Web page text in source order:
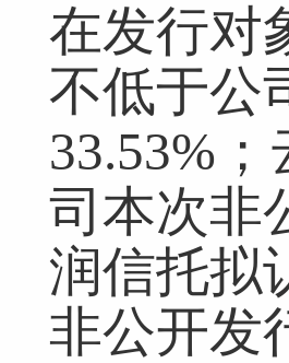
在发行对
不低于公
33.53%
司本次非
润信托拟
非公开发